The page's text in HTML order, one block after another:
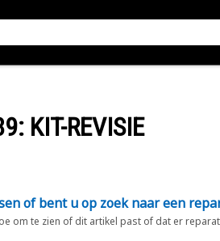
: KIT-REVISIE
of bent u op zoek naar een
om te zien of dit artikel past of dat er